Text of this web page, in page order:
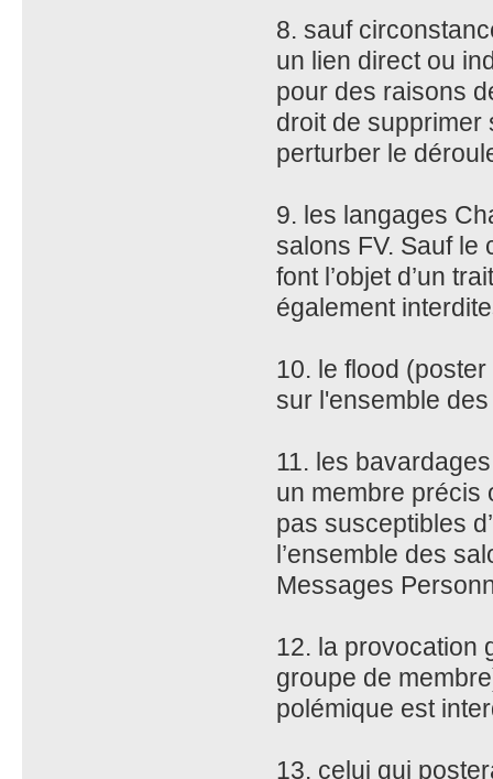
8. sauf
un lien direct ou
pour des raisons
droit de supprimer
perturber le
9. les langages
salons FV. Sauf le
font l’objet d’un
également
10. le flood
sur l'ensemble
11. les
un membre précis
pas susceptibles
l’ensemble des
Messages
12. la provocation
groupe de
polémique est
13. celui qui